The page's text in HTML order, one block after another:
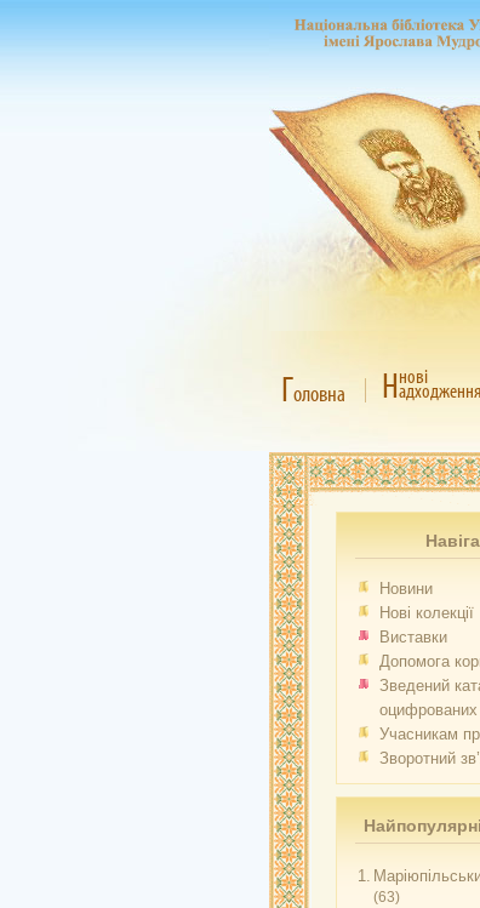
Головна Ннові
адходження
Новини
Нові колекції
Виставки
Допомога
Зведений
Учасникам
Зворотний
1.
(63)